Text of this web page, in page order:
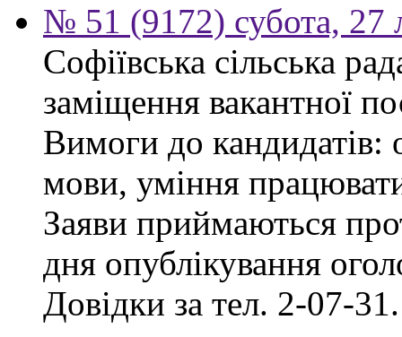
№ 51 (9172) субота, 27
Софіївська сільська
заміщення вакантної
Вимоги до кандидатів:
мови, уміння
Заяви приймаються
дня опублікування
Довідки за тел. 2-07-31.